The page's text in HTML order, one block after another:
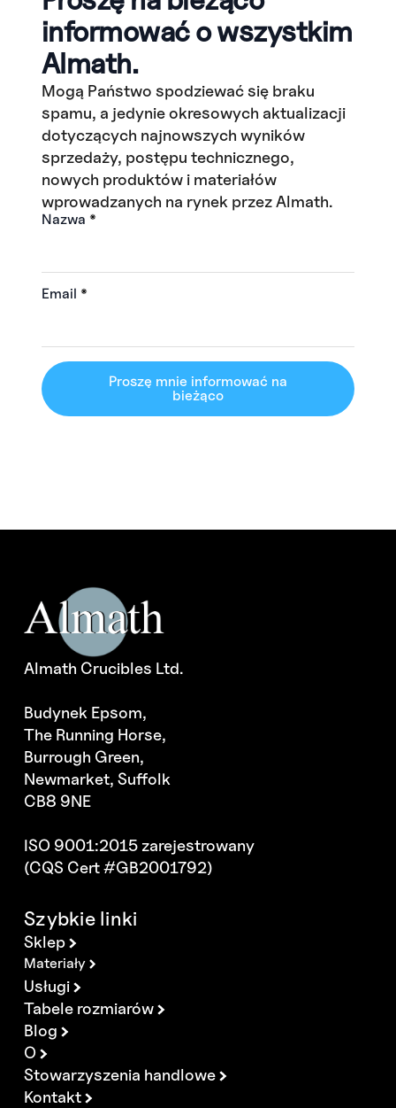
informować o wszystkim
Almath.
Mogą Państwo spodziewać się braku
spamu, a jedynie okresowych aktualizacji
dotyczących najnowszych wyników
sprzedaży, postępu technicznego,
nowych produktów i materiałów
wprowadzanych na rynek przez Almath.
Nazwa *
Email *
Proszę mnie informować na
bieżąco
Almath Crucibles Ltd.
Budynek Epsom,
The Running Horse,
Burrough Green,
Newmarket, Suffolk
CB8 9NE
ISO 9001:2015 zarejestrowany
(CQS Cert #GB2001792)
Szybkie linki
Sklep
Materiały
Usługi
Tabele rozmiarów
Blog
O
Stowarzyszenia handlowe
Kontakt